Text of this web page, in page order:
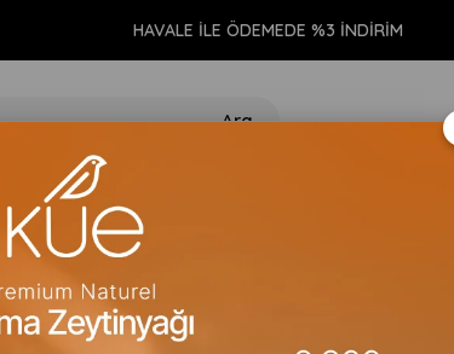
HAVALE İLE ÖDEMEDE %3 İNDİRİM
TEMİZLİK
Love Bundles